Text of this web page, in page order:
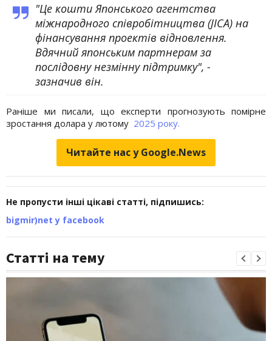
"Це кошти Японського агентства
міжнародного співробітництва (JICA) на
фінансування проектів відновлення.
Вдячний японським партнерам за
послідовну незмінну підтримку", -
зазначив він.
Раніше ми писали, що експерти прогнозують помірне
зростання долара у лютому 2025 року.
Читайте нас у Google.News
Не пропусти інші цікаві статті, підпишись:
bigmir)net у facebook
Статті на тему